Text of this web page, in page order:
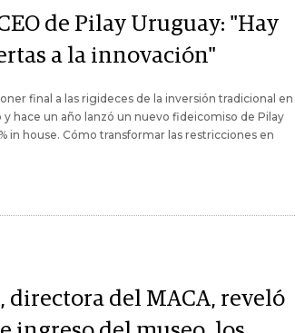
de Pilay Uruguay: "Hay
a la innovación"
final a las rigideces de la inversión tradicional en
hace un año lanzó un nuevo fideicomiso de Pilay
in house. Cómo transformar las restricciones en
directora del MACA, reveló